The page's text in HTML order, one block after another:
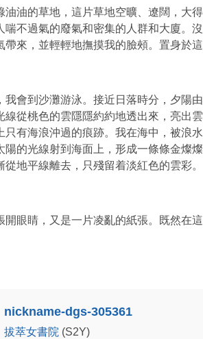
油油的草地，這片草地空曠、遼闊，大
喘不過氣的廢氣和密集的人群和大廈。
帶來，並輕輕地撫摸我的臉頰。置身於
我會到沙灘游泳。接近日落時分，夕陽
線從桃色的雲隱隱約約地透出來，亮出
只有海浪沖過的痕跡。我在海中，被浪
陽的光線射到海面上，形成一條條金燦
從地平線離去，只殘留着淡紅色的雲彩。
開眼睛，又是一片凌亂的紙張。既然在
nickname-dgs-305361
拔萃女書院 (S2Y)